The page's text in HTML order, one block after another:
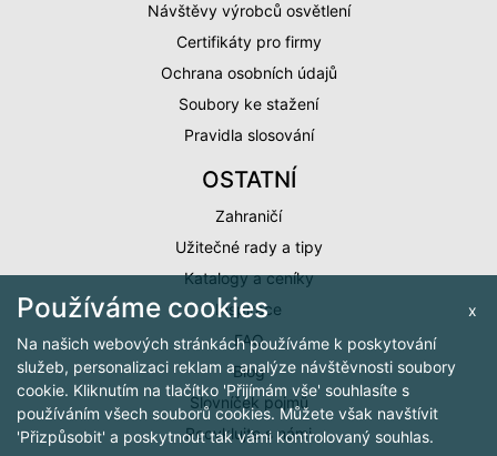
Návštěvy výrobců osvětlení
Certifikáty pro firmy
Ochrana osobních údajů
Soubory ke stažení
Pravidla slosování
OSTATNÍ
Zahraničí
Užitečné rady a tipy
Katalogy a ceníky
Inspirace
FAQ
Blog
Slovníček pojmů
Recyklujte s námi
x
Používáme cookies
Na našich webových stránkách používáme k poskytování
služeb, personalizaci reklam a analýze návštěvnosti soubory
cookie. Kliknutím na tlačítko 'Přijímám vše' souhlasíte s
používáním všech souborů cookies. Můžete však navštívit
'Přizpůsobit' a poskytnout tak vámi kontrolovaný souhlas.